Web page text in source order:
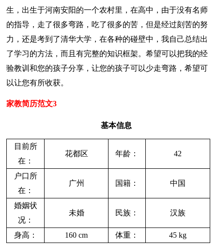
生，出生于河南安阳的一个农村里，在高中，由于没有名师
的指导，走了很多弯路，吃了很多的苦，但是经过刻苦的努
力，还是考到了清华大学，在各种的碰壁中，我自己总结出
了学习的方法，而且有完整的知识框架。希望可以把我的经
验教训和您的孩子分享，让您的孩子可以少走弯路，希望可
以让您有所收获。
家教简历范文3
基本信息
目前所
在：
花都区 年龄： 42
户口所
在：
广州 国籍： 中国
婚姻状
况：
未婚 民族： 汉族
身高： 160 cm 体重：
45 kg